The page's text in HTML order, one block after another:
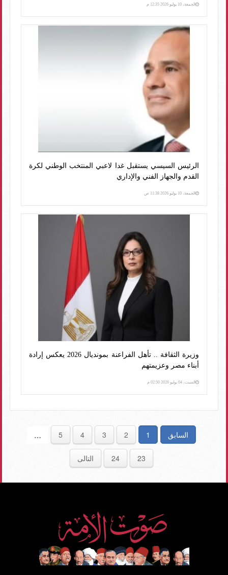
الجمعة، 10 يوليو 2026 12:35 م
الرئيس السيسي يستقبل غدا لاعبي المنتخب الوطني لكرة
القدم والجهاز الفني والإداري
الجمعة، 10 يوليو 2026 11:38 ص
وزيرة الثقافة .. تأهل الفراعنة بمونديال 2026 يعكس إرادة
أبناء مصر وعزيمتهم
السبت، 04 يوليو 2026 02:50 م
السابق 1
2
3
4
5
…
23
24 التالى